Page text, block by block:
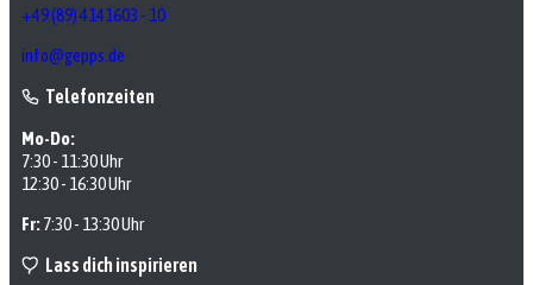
+49 (89) 4141603 - 10
info@gepps.de
Telefonzeiten
Mo-Do:
7:30 - 11:30 Uhr
12:30 - 16:30 Uhr
Fr:7:30 - 13:30 Uhr
Lass dich inspirieren